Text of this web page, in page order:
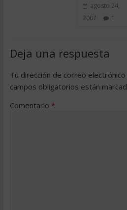
agosto 24,
2007
1
Deja una respuesta
Tu dirección de correo electrónico
campos obligatorios están
Comentario *